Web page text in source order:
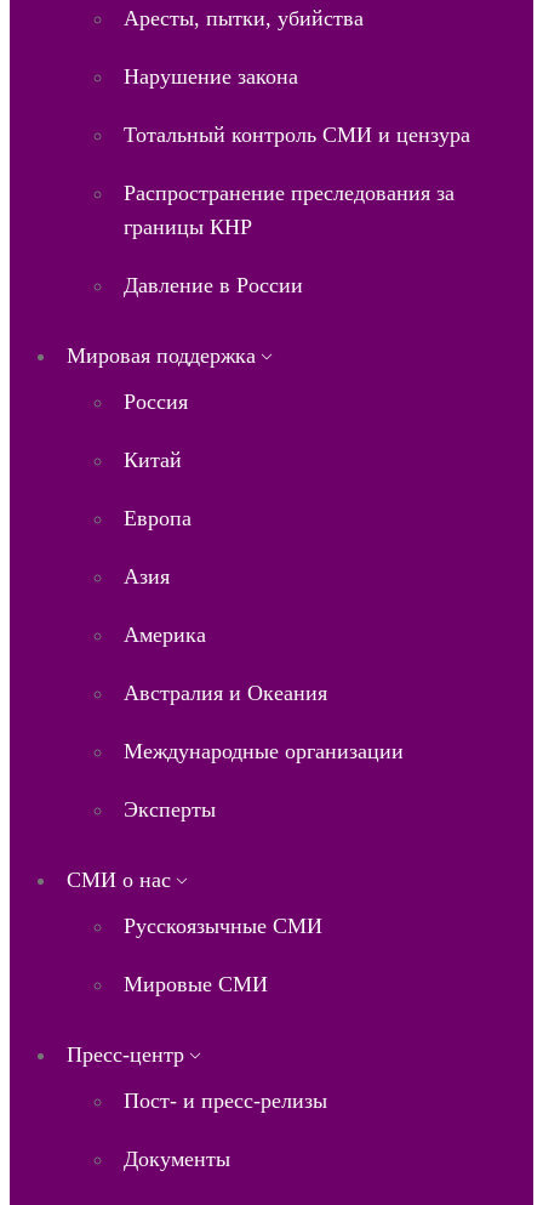
Аресты, пытки, убийства
Нарушение закона
Тотальный контроль СМИ и цензура
Распространение преследования за
границы КНР
Давление в России
Мировая поддержка
Россия
Китай
Европа
Азия
Америка
Австралия и Океания
Международные организации
Эксперты
СМИ о нас
Русскоязычные СМИ
Мировые СМИ
Пресс-центр
Пост- и пресс-релизы
Документы